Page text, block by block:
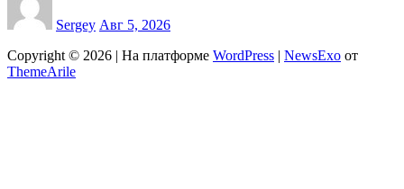
Sergey Авг 5, 2026
Copyright © 2026 | На платформе WordPress | NewsExo от
ThemeArile